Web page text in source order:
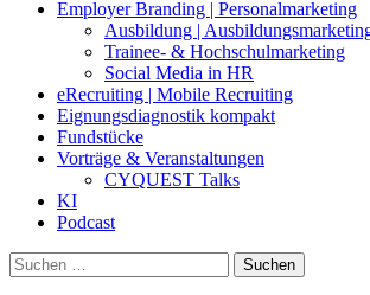
Employer Branding | Personalmarketing
Ausbildung |
Trainee- & Hochschulmarketing
Social Media in HR
eRecruiting | Mobile Recruiting
Eignungsdiagnostik kompakt
Fundstücke
Vorträge & Veranstaltungen
CYQUEST Talks
KI
Podcast
Suchen
nach: